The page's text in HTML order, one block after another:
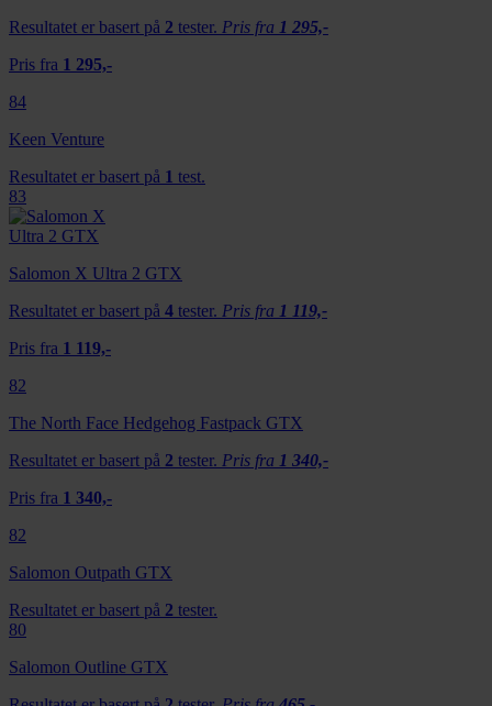
Resultatet er basert på 2 tester. Pris fra 1 295,-
Pris fra 1 295,-
84
Keen Venture
Resultatet er basert på 1 test.
83
Salomon X Ultra 2 GTX
Resultatet er basert på 4 tester. Pris fra 1 119,-
Pris fra 1 119,-
82
The North Face Hedgehog Fastpack GTX
Resultatet er basert på 2 tester. Pris fra 1 340,-
Pris fra 1 340,-
82
Salomon Outpath GTX
Resultatet er basert på 2 tester.
80
Salomon Outline GTX